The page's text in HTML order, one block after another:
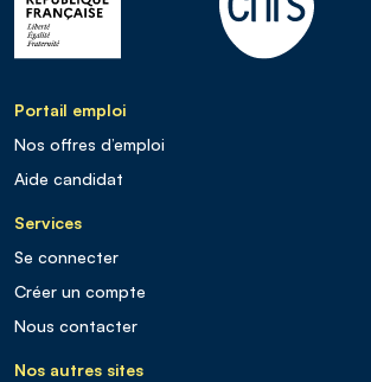
Portail emploi
Nos offres d’emploi
Aide candidat
Services
Se connecter
Créer un compte
Nous contacter
Nos autres sites